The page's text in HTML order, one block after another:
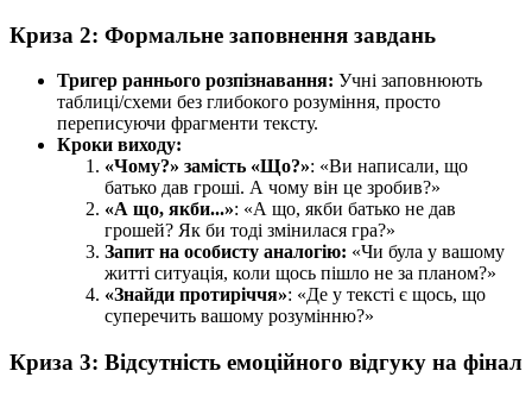
Криза 2: Формальне заповнення завдань
Тригер раннього розпізнавання: Учні заповнюють
таблиці/схеми без глибокого розуміння, просто
переписуючи фрагменти тексту.
Кроки виходу:
«Чому?» замість «Що?»: «Ви написали, що
батько дав гроші. А чому він це зробив?»
«А що, якби...»: «А що, якби батько не дав
грошей? Як би тоді змінилася гра?»
Запит на особисту аналогію: «Чи була у вашому
житті ситуація, коли щось пішло не за планом?»
«Знайди протиріччя»: «Де у тексті є щось, що
суперечить вашому розумінню?»
Криза 3: Відсутність емоційного відгуку на фінал